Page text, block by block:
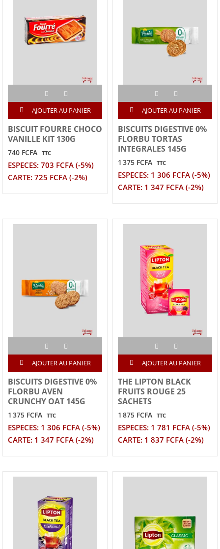
AJOUTER AU PANIER
BISCUIT FOURRE CHOCO
VANILLE KIT 130G
740 FCFA TTC
ESPECES: 703 FCFA (-5%)
CARTE: 725 FCFA (-2%)
AJOUTER AU PANIER
BISCUITS DIGESTIVE 0%
FLORBU TORTAS
INTEGRALES 145G
1 375 FCFA TTC
ESPECES: 1 306 FCFA (-5%)
CARTE: 1 347 FCFA (-2%)
AJOUTER AU PANIER
BISCUITS DIGESTIVE 0%
FLORBU AVEN
CRUNCHY OAT 145G
1 375 FCFA TTC
ESPECES: 1 306 FCFA (-5%)
CARTE: 1 347 FCFA (-2%)
AJOUTER AU PANIER
THE LIPTON BLACK
FRUITS ROUGE 25
SACHETS
1 875 FCFA TTC
ESPECES: 1 781 FCFA (-5%)
CARTE: 1 837 FCFA (-2%)